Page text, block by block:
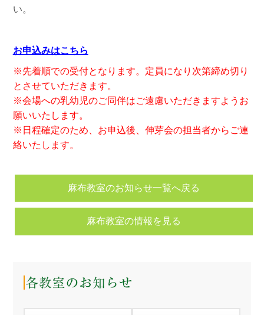
い。
お申込みはこちら
※先着順での受付となります。定員になり次第締め切り
とさせていただきます。
※会場への乳幼児のご同伴はご遠慮いただきますようお
願いいたします。
※日程確定のため、お申込後、伸芽会の担当者からご連
絡いたします。
麻布教室のお知らせ一覧へ戻る
麻布教室の情報を見る